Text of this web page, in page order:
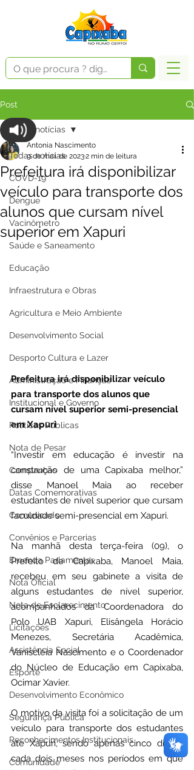
Post
Todas notícias
COVD-19
Dengue
Vacinômetro
Saúde e Saneamento
Educação
Infraestrutura e Obras
Agricultura e Meio Ambiente
Desenvolvimento Social
Desporto Cultura e Lazer
Administração e Finanças
Institucional e Governo
Políticas Públicas
Nota de Pesar
Campanhas
Datas Comemorativas
Comunicado
Convênios e Parcerias
Emenda Parlamentar
Nota Oficial
Nota de Esclarecimento
Licitações
Assistência Social
Esporte
Desenvolvimento Econômico
Segurança Pública
Reconhecimentos Institucionais
Comunidade
Todas notícias
Prefeitura irá disponibilizar
veículo para transporte dos
alunos que cursam nível
superior em Xapuri
Antonia Nascimento
9 de mai. de 20232 min de leitura
Prefeitura irá disponibilizar veículo
para transporte dos alunos que
cursam nível superior semi-presencial
em Xapuri
“Investir em educação é investir na
construção de uma Capixaba melhor,”
disse Manoel Maia ao receber
estudantes de nível superior que cursam
faculdade semi-presencial em Xapuri.
Na manhã desta terça-feira (09), o
Prefeito de Capixaba, Manoel Maia,
recebeu em seu gabinete a visita de
alguns estudantes de nível superior,
acompanhados da Coordenadora do
Polo UAB Xapuri, Elisângela Horácio
Menezes, Secretária Acadêmica,
Vaniscléia Nascimento e o Coordenador
do Núcleo de Educação em Capixaba,
Ocimar Xavier.
O motivo da visita foi a solicitação de um
veículo para transporte dos estudantes
até Xapurí, sendo apenas cinco dias a
cada dois meses nos períodos em que